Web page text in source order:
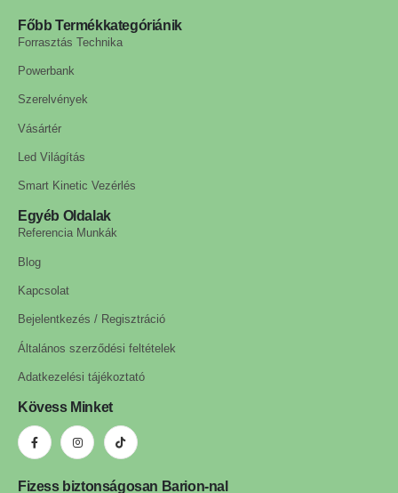
Főbb Termékkategóriánik
Forrasztás Technika
Powerbank
Szerelvények
Vásártér
Led Világítás
Smart Kinetic Vezérlés
Egyéb Oldalak
Referencia Munkák
Blog
Kapcsolat
Bejelentkezés / Regisztráció
Általános szerződési feltételek
Adatkezelési tájékoztató
Kövess Minket
Fizess biztonságosan Barion-nal